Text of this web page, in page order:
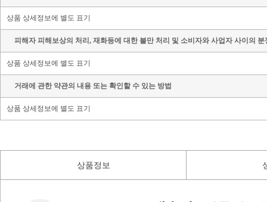
상품 상세정보에 별도 표기
피해자 피해보상의 처리, 재화등에 대한 불만 처리 및 소비자와 사업자 사이의
상품 상세정보에 별도 표기
거래에 관한 약관의 내용 또는 확인할 수 있는 방법
상품 상세정보에 별도 표기
상품정보